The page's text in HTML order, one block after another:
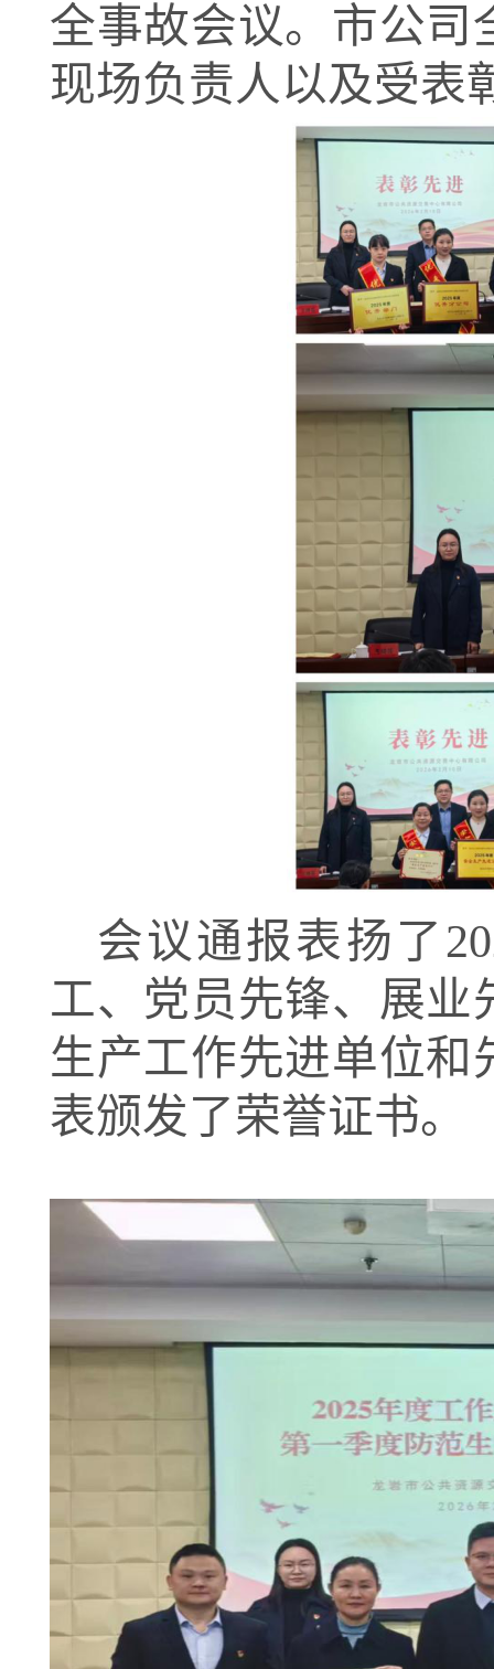
全事故会议。市公司
现场负责人以及受表
会议通报表扬了
工、党员先锋、展业
生产工作先进单位和
表颁发了荣誉证书。